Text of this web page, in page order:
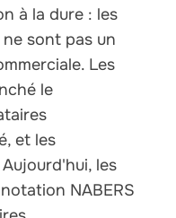
à la dure : les
sont pas un
Les
le
et les
les
NABERS